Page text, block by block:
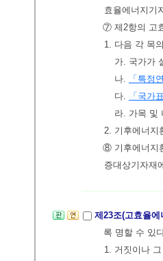
효율에너지기
⑦ 제2항의 고
1. 다음 각 목
가. 국가가
나.
「특정
다.
「국가
라. 가목 및
2. 기후에너지
⑧ 기후에너지
증대상기자재
제23조(고효율
록 명할 수 있
1. 거짓이나